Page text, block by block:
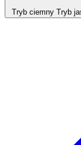
Tryb ciemny Tryb